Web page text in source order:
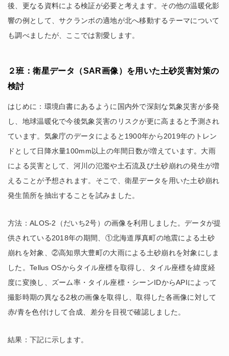
後、更なる資料による検証が必要と考えます。その他の温暖化影
響の例として、サクランボの適地が北へ移動するテーマについて
も調べましたが、ここでは割愛します。
２班：衛星データ（SAR画像）を用いた土砂災害対策の
検討
はじめに：環境白書にあるように国内外で深刻な気象災害が多発
し、地球温暖化で今後気象災害のリスクが更に高まると予測され
ています。気象庁のデータによると1900年から2019年のトレン
ドとして日降水量100mm以上の年間日数が増えています。大雨
による災害として、河川の氾濫や土石流及び土砂崩れの発生が増
えることが予想されます。そこで、衛星データを用いた土砂崩れ
発生箇所を抽出することを試みました。
方法：ALOS-2（だいち2号）の画像を利用しました。データが提
供されている2018年の期間、①北海道厚真町の地震による土砂
崩れを対象、②高知県大豊町の大雨による土砂崩れを対象にしま
した。Tellus OSからタイル座標を取得し、タイル座標を緯度経
度に変換し、ズーム率・タイル座標・シーンIDからAPIによって
撮影時期の異なる2枚の画像を取得し、取得した各画像に対して
赤/青を色付けして合成、差分を目視で確認しました。
結果：下記に示します。